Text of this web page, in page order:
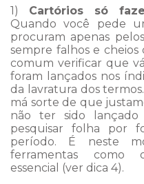
1) Cartórios só
Quando você pede
procuram apenas
sempre falhos e
comum verificar que
foram lançados nos
da lavratura dos
má sorte de que
não ter sido lançado
pesquisar folha por
período. É neste
ferramentas como
essencial (ver dica 4).